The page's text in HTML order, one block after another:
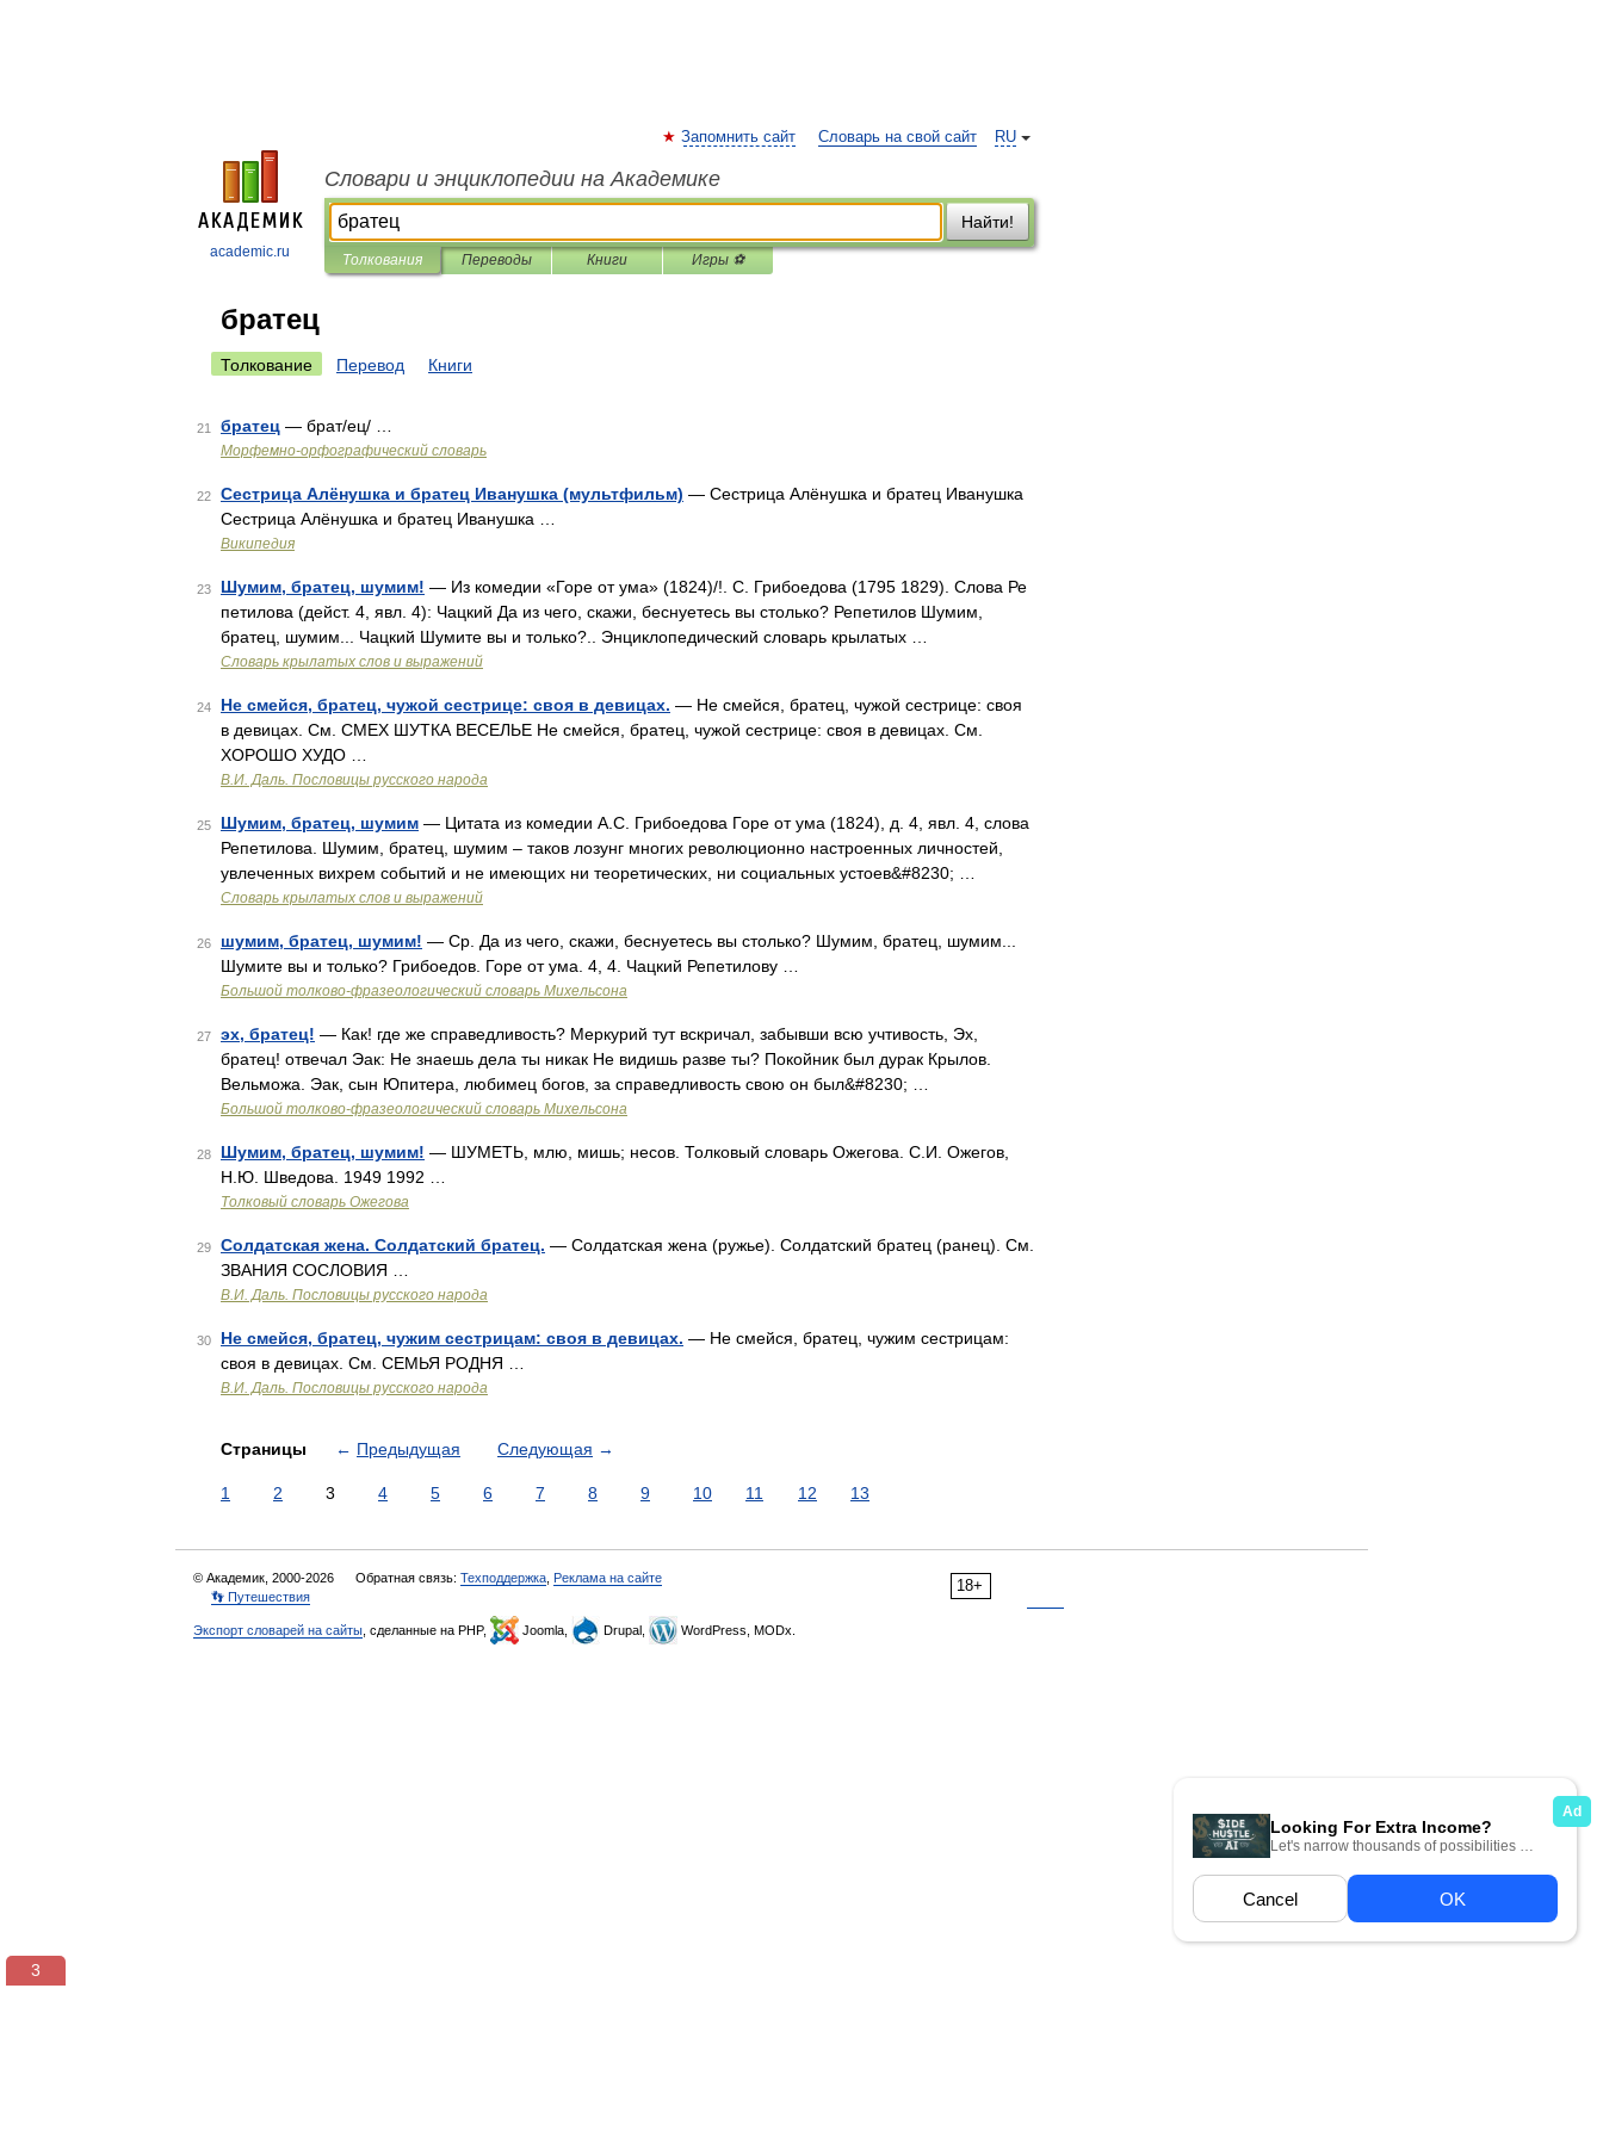
academic.ru
RU
Запомнить сайт Словарь на свой сайт
Словари и энциклопедии на Академике
Найти!
Толкования Переводы Книги Игры ⚽
братец
Толкование Перевод Книги
21 братец — брат/ец/ …
Морфемно-орфографический словарь
22 Сестрица Алёнушка и братец Иванушка (мультфильм) — Сестрица Алёнушка и братец Иванушка
Сестрица Алёнушка и братец Иванушка …
Википедия
23 Шумим, братец, шумим! — Из комедии «Горе от ума» (1824)/!. С. Грибоедова (1795 1829). Слова Ре
петилова (дейст. 4, явл. 4): Чацкий Да из чего, скажи, беснуетесь вы столько? Репетилов Шумим,
братец, шумим... Чацкий Шумите вы и только?.. Энциклопедический словарь крылатых …
Словарь крылатых слов и выражений
24 Не смейся, братец, чужой сестрице: своя в девицах. — Не смейся, братец, чужой сестрице: своя
в девицах. См. СМЕХ ШУТКА ВЕСЕЛЬЕ Не смейся, братец, чужой сестрице: своя в девицах. См.
ХОРОШО ХУДО …
В.И. Даль. Пословицы русского народа
25 Шумим, братец, шумим — Цитата из комедии А.С. Грибоедова Горе от ума (1824), д. 4, явл. 4, слова
Репетилова. Шумим, братец, шумим – таков лозунг многих революционно настроенных личностей,
увлеченных вихрем событий и не имеющих ни теоретических, ни социальных устоев&#8230; …
Словарь крылатых слов и выражений
26 шумим, братец, шумим! — Ср. Да из чего, скажи, беснуетесь вы столько? Шумим, братец, шумим...
Шумите вы и только? Грибоедов. Горе от ума. 4, 4. Чацкий Репетилову …
Большой толково-фразеологический словарь Михельсона
27 эх, братец! — Как! где же справедливость? Меркурий тут вскричал, забывши всю учтивость, Эх,
братец! отвечал Эак: Не знаешь дела ты никак Не видишь разве ты? Покойник был дурак Крылов.
Вельможа. Эак, сын Юпитера, любимец богов, за справедливость свою он был&#8230; …
Большой толково-фразеологический словарь Михельсона
28 Шумим, братец, шумим! — ШУМЕТЬ, млю, мишь; несов. Толковый словарь Ожегова. С.И. Ожегов,
Н.Ю. Шведова. 1949 1992 …
Толковый словарь Ожегова
29 Солдатская жена. Солдатский братец. — Солдатская жена (ружье). Солдатский братец (ранец). См.
ЗВАНИЯ СОСЛОВИЯ …
В.И. Даль. Пословицы русского народа
30 Не смейся, братец, чужим сестрицам: своя в девицах. — Не смейся, братец, чужим сестрицам:
своя в девицах. См. СЕМЬЯ РОДНЯ …
В.И. Даль. Пословицы русского народа
Страницы ← Предыдущая Следующая →
1 2 3 4 5 6 7 8 9 10 11 12 13
18+
© Академик, 2000-2026 Обратная связь: Техподдержка Реклама на сайте
👣 Путешествия
Экспорт словарей на сайты , сделанные на PHP, Joomla, Drupal, WordPress, MODx.
3